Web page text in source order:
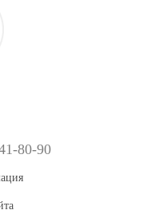
80-90